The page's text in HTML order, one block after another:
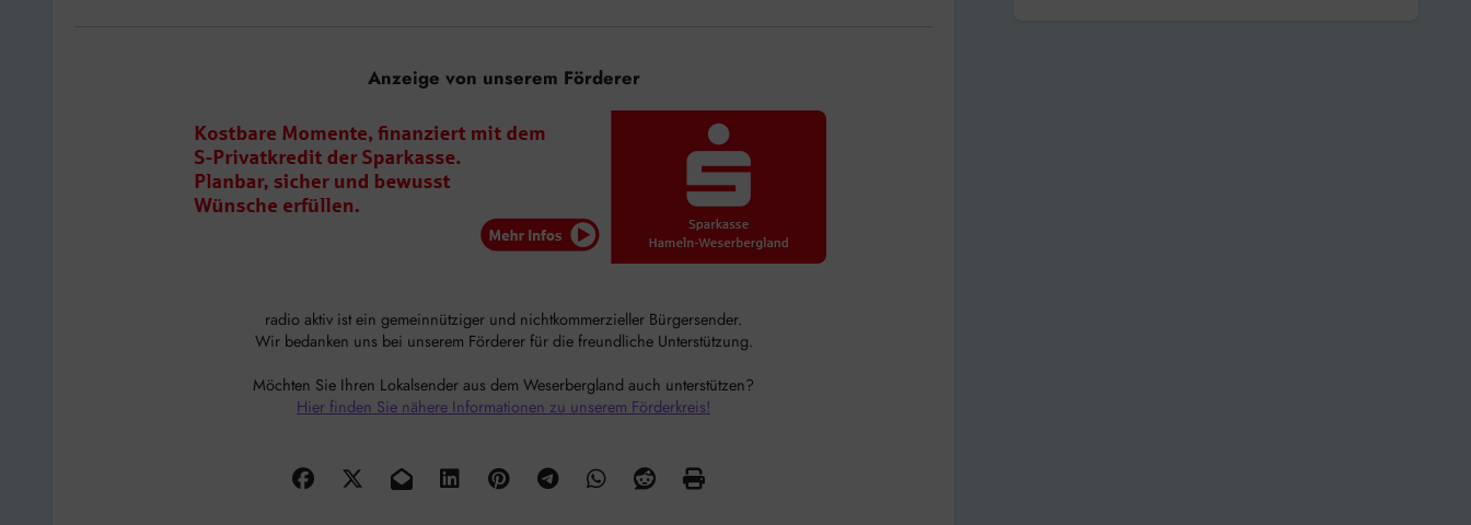
Anzeige von unserem Förderer
radio aktiv ist ein gemeinnütziger und nichtkommerzieller Bürgersender.
Wir bedanken uns bei unserem Förderer für die freundliche Unterstützung.
Möchten Sie Ihren Lokalsender aus dem Weserbergland auch unterstützen?
Hier finden Sie nähere Informationen zu unserem Förderkreis!